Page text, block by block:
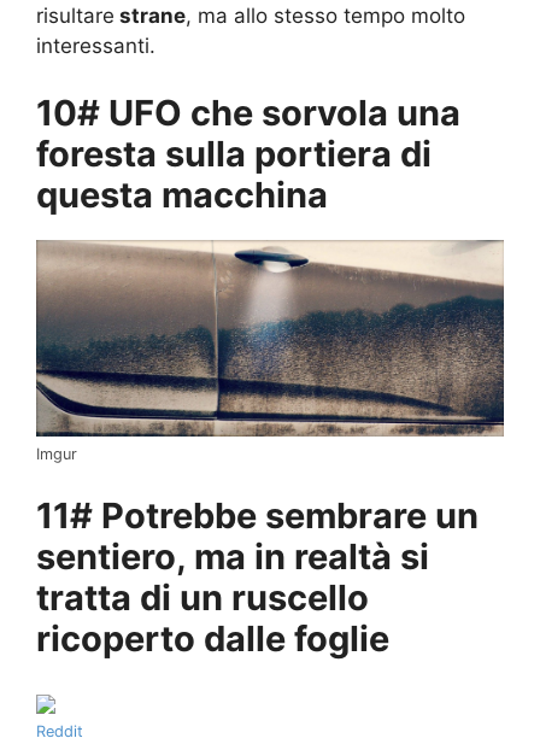
risultare strane, ma allo stesso tempo molto
interessanti.
10# UFO che sorvola una
foresta sulla portiera di
questa macchina
Imgur
11# Potrebbe sembrare un
sentiero, ma in realtà si
tratta di un ruscello
ricoperto dalle foglie
Reddit